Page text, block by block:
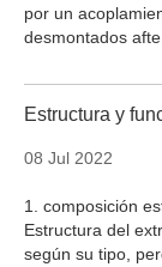
por un
desmontados
Estructura y
08 Jul 2022
1. composición
Estructura del
según su tipo,